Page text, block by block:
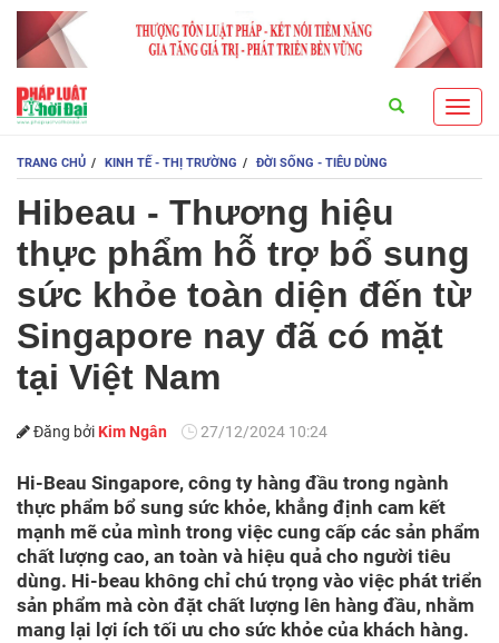
TRANG CHỦ KINH TẾ - THỊ TRƯỜNG ĐỜI SỐNG - TIÊU DÙNG
Hibeau - Thương hiệu
thực phẩm hỗ trợ bổ sung
sức khỏe toàn diện đến từ
Singapore nay đã có mặt
tại Việt Nam
Đăng bởi Kim Ngân 27/12/2024 10:24
Hi-Beau Singapore, công ty hàng đầu trong ngành
thực phẩm bổ sung sức khỏe, khẳng định cam kết
mạnh mẽ của mình trong việc cung cấp các sản phẩm
chất lượng cao, an toàn và hiệu quả cho người tiêu
dùng. Hi-beau không chỉ chú trọng vào việc phát triển
sản phẩm mà còn đặt chất lượng lên hàng đầu, nhằm
mang lại lợi ích tối ưu cho sức khỏe của khách hàng.